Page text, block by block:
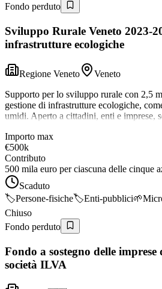
Fondo perduto
Sviluppo Rurale Veneto 2023-
infrastrutture ecologiche
Regione Veneto
Veneto
Supporto per lo sviluppo rurale con 2,5
gestione di infrastrutture ecologiche,
umidi. Aperto a cittadini, enti e imprese,
Importo max
€500k
Contributo
500 mila euro per ciascuna delle cinque
Scaduto
🏷️Persone-fisiche🏷️Enti-pubblici🌱
Chiuso
Fondo perduto
Fondo a sostegno delle
società ILVA